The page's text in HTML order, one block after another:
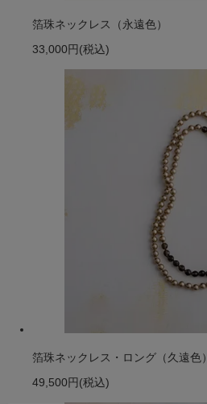
箔珠ネックレス（永遠色）
33,000円 (税込)
箔珠ネックレス・ロング（久遠色）
49,500円 (税込)